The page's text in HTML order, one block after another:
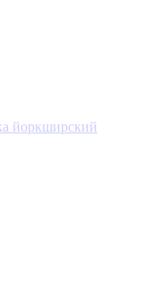
йоркширский